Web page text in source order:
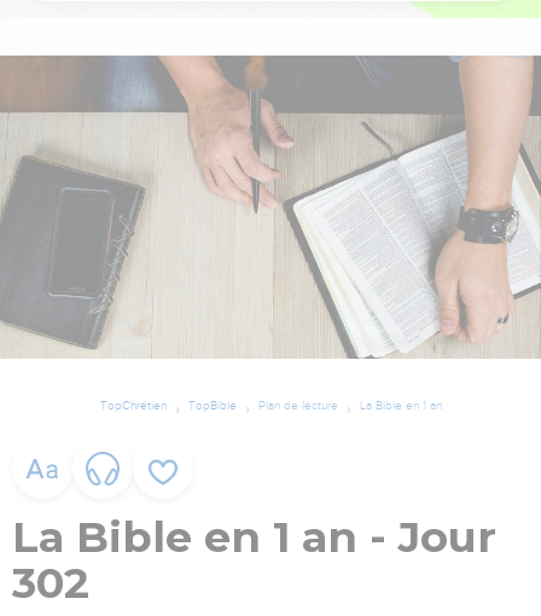
TopChrétien TopBible Plan de lecture La Bible en 1 an
La Bible en 1 an - Jour
302